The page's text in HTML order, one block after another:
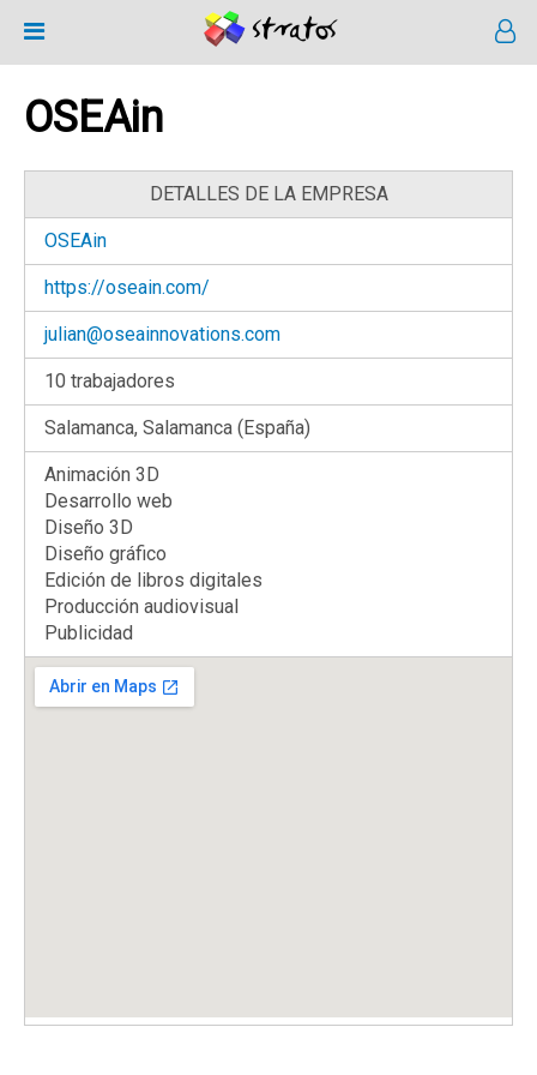
OSEAin
DETALLES DE LA EMPRESA
OSEAin
https://oseain.com/
julian@oseainnovations.com
10 trabajadores
Salamanca, Salamanca (España)
Animación 3D
Desarrollo web
Diseño 3D
Diseño gráfico
Edición de libros digitales
Producción audiovisual
Publicidad